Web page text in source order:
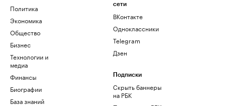
Политика
Экономика
Общество
Бизнес
Технологии и
медиа
Финансы
Биографии
База знаний
сети
ВКонтакте
Одноклассники
Telegram
Дзен
Подписки
Скрыть баннеры
на РБК